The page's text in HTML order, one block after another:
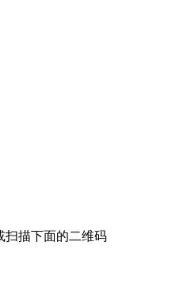
扫描下面的二维码